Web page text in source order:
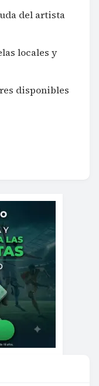
del artista
locales y
disponibles